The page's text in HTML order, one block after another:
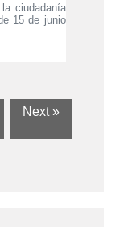
ciudadanía
15 de junio
Next »